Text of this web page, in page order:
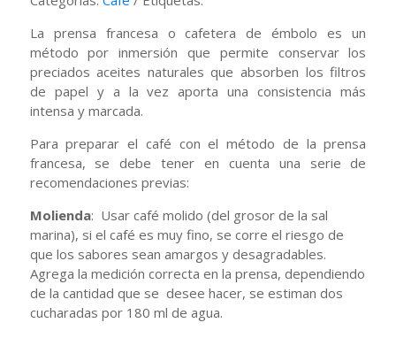
La prensa francesa o cafetera de émbolo es un
método por inmersión que permite conservar los
preciados aceites naturales que absorben los filtros
de papel y a la vez aporta una consistencia más
intensa y marcada.
Para preparar el café con el método de la prensa
francesa, se debe tener en cuenta una serie de
recomendaciones previas:
Molienda: Usar café molido (del grosor de la sal
marina), si el café es muy fino, se corre el riesgo de
que los sabores sean amargos y desagradables.
Agrega la medición correcta en la prensa, dependiendo
de la cantidad que se desee hacer, se estiman dos
cucharadas por 180 ml de agua.